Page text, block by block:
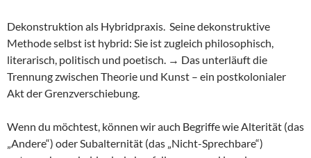
Dekonstruktion als Hybridpraxis. Seine dekonstruktive
Methode selbst ist hybrid: Sie ist zugleich philosophisch,
literarisch, politisch und poetisch. → Das unterläuft die
Trennung zwischen Theorie und Kunst – ein postkolonialer
Akt der Grenzverschiebung.
Wenn du möchtest, können wir auch Begriffe wie Alterität (das
„Andere“) oder Subalternität (das „Nicht-Sprechbare“)